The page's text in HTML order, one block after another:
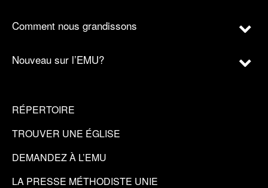
Comment nous grandissons
Nouveau sur l’EMU?
RÉPERTOIRE
TROUVER UNE ÉGLISE
DEMANDEZ À L’EMU
LA PRESSE MÉTHODISTE UNIE